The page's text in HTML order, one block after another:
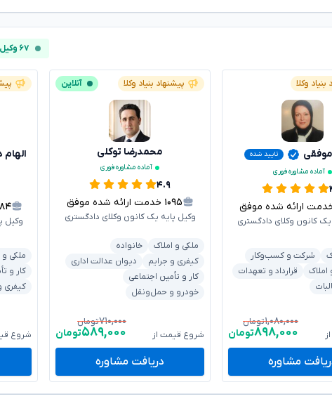
۶۷ وکیل آنلاین
وکلا
تایید شده
آماده مشاوره فوری
ارائه شده موفق
یک کانون وکلای دادگستری
شرکت و کسب‌وکار
املاک
قرارداد و تعهدات
۱,۰۸۰,۰۰۰تومان
۸۹۸,۰۰۰تومان
مشاوره
پیشنهاد بنیاد وکلا آنلاین
محمدرضا توکلی
آماده مشاوره فوری
۴.۹
۱۰۹۵ خدمت ارائه شده موفق
وکیل پایه یک کانون وکلای دادگستری
ملکی و املاک
خانواده
کیفری و جرایم
دیوان عدالت اداری
کار و تأمین اجتماعی
خودرو و حمل‌ونقل
شروع قیمت از
۷۱۰,۰۰۰تومان
۵۸۹,۰۰۰تومان
دریافت مشاوره
الهام
وکیل
ملکی و
کار و
کیفری
شروع